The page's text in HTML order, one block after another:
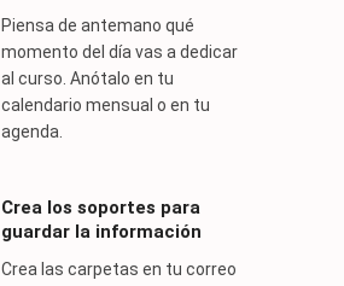
Piensa de antemano qué
momento del día vas a dedicar
al curso. Anótalo en tu
calendario mensual o en tu
agenda.
Crea los soportes para
guardar la información
Crea las carpetas en tu correo